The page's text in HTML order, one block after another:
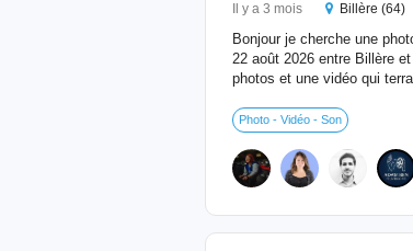
Il y a 3 mois Billère (64)
Bonjour je cherche une
22 août 2026 entre Billère
photos et une vidéo qui
Photo - Vidéo - Son